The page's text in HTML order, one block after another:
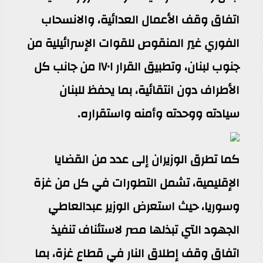
اتفاق وقف الأعمال العدائية، والانسحاب
الفوري غير المنقوص للقوات الإسرائيلية من
جنوب لبنان، وتطبيق القرار ١٧٠١ من جانب كل
الأطراف دون انتقائية، بما يحفظ للبنان
سيادته ووحدته وأمنه واستقراره.
كما تطرق الوزيران إلى عدد من القضايا
الإقليمية، تشمل التطورات في كل من غزة
وسوريا، حيث استعرض الوزير عبدالعاطي
الجهود التي تبذلها مصر لاستئناف تنفيذ
اتفاق وقف إطلاق النار في قطاع غزة، بما